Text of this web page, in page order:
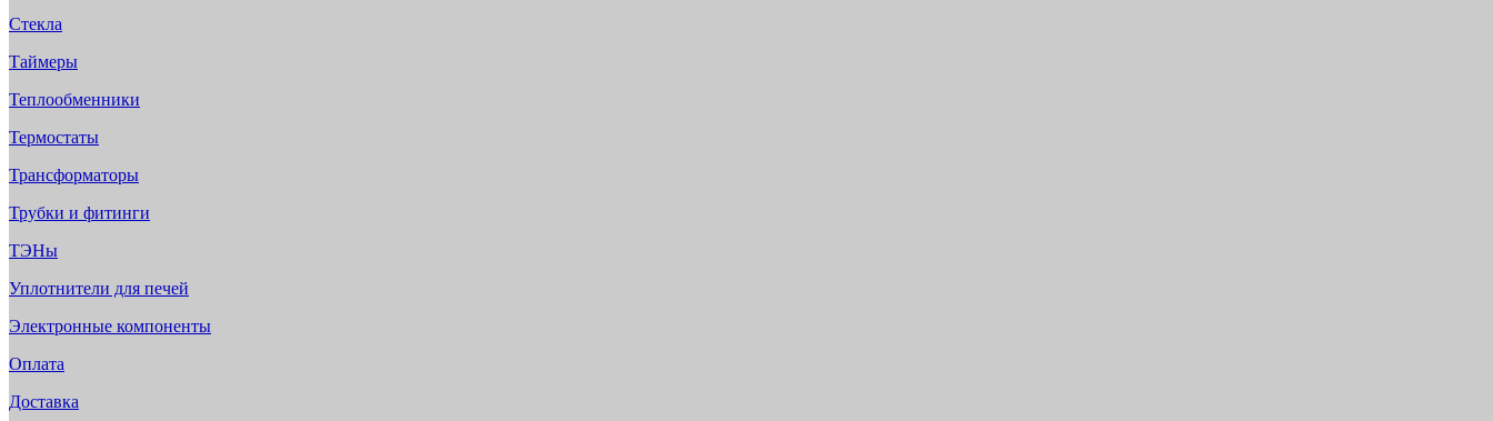
Стекла
Таймеры
Теплообменники
Термостаты
Трансформаторы
Трубки и фитинги
ТЭНы
Уплотнители для печей
Электронные компоненты
Оплата
Доставка